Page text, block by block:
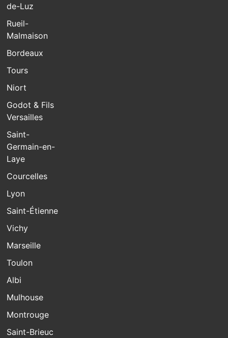
de-Luz
Rueil-
Malmaison
Bordeaux
Tours
Niort
Godot & Fils
Versailles
Saint-
Germain-en-
Laye
Courcelles
Lyon
Saint-Étienne
Vichy
Marseille
Toulon
Albi
Mulhouse
Montrouge
Saint-Brieuc